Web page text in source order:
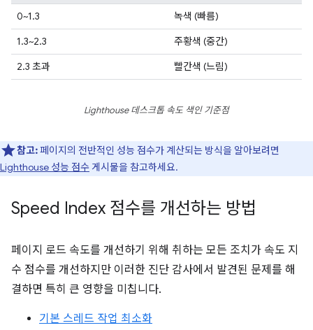
0~1.3
녹색 (빠름)
1.3~2.3
주황색 (중간)
2.3 초과
빨간색 (느림)
Lighthouse 데스크톱 속도 색인 기준점
참고:페이지의 전반적인 성능 점수가 계산되는 방식을 알아보려면
Lighthouse 성능 점수 게시물을 참고하세요.
Speed Index 점수를 개선하는 방법
페이지 로드 속도를 개선하기 위해 취하는 모든 조치가 속도 지
수 점수를 개선하지만 이러한 진단 감사에서 발견된 문제를 해
결하면 특히 큰 영향을 미칩니다.
기본 스레드 작업 최소화